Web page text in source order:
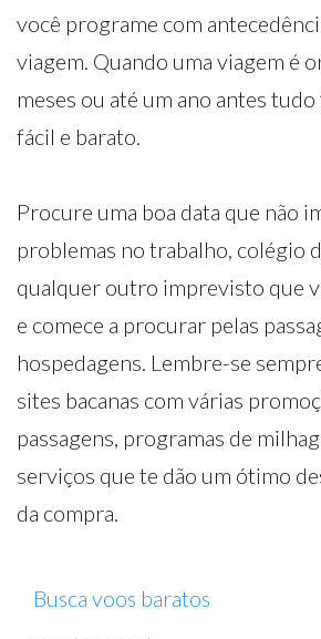
você programe com
viagem. Quando uma viagem é
meses ou até um ano antes
fácil e barato.
Procure uma boa data que não
problemas no trabalho, colégio
qualquer outro imprevisto que
e comece a procurar pelas
hospedagens. Lembre-se
sites bacanas com várias
passagens, programas de
serviços que te dão um ótimo
da compra.
Busca voos baratos